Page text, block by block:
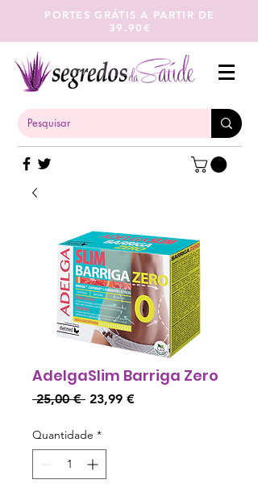
PORTES GRÁTIS A PARTIR DE
39.90€
AdelgaSlim Barriga Zero
25,00 € Preço
23,99 €Preço
Quantidade *